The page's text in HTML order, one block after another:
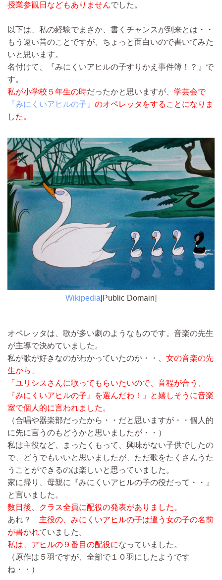
授業参観日などもありませんでした。
以下は、私の経験でまさか、書くチャンスが到来とは・・
もう遠い昔のことですが、ちょっと面白いので書いてみた
いと思います。
名付けて、『みにくいアヒルの子すりかえ事件簿！？』で
す。
私が小学校５年生の時だったかと思いますが、 学芸会で
『みにくいアヒルの子』 のオペレッタをすることになりま
した。
Wikipedia[Public Domain]
オペレッタは、歌が多い劇のようなものです。音楽の先生
が主導で決めていました。
私が歌が好きなのがわかっていたのか・・、 女の音楽の先
生から、
「ユリシスさんに歌ってもらいたいので、音程が合う、
『みにくいアヒルの子』を選んだわ！」と嬉しそうに音楽
室で個人的に言われました。
（合唱や器楽部だったから・・だと思いますが・・個人的
に先に言うのもどうかと思いましたが・・）
私は主役など、まったくもって、興味がない子供でしたの
で、どうでもいいと思いましたが、ただ歌をたくさんうた
うことができるのは楽しいと思っていました。
家に帰り、母親に『みにくいアヒルの子の役だって・・』
と言いました。
数日後、クラス全員に配役の発表がありました。
あれ？ 主役の、みにくいアヒルの子は違う女の子の名前
が書かれていました。
私は、アヒルの９番目の配役になっていました。
（原作は５羽ですが、全部で１０羽にしたようです
ね・・）